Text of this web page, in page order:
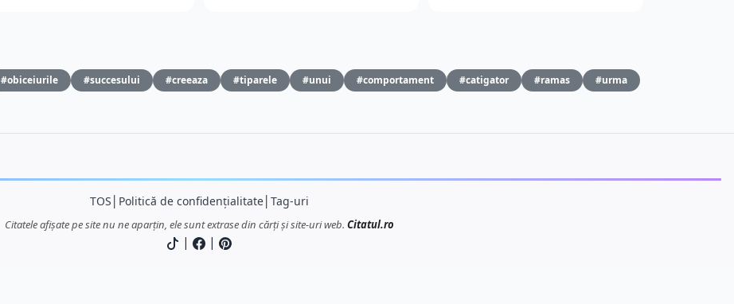
#obiceiurile #succesului #creeaza #tiparele #unui #comportament #catigator #ramas
#urma
TOS Politică de confidențialitate│ Tag-uri
Citatele afișate pe site nu ne aparțin, ele sunt extrase din cărți și site-uri web. Citatul.ro
| |